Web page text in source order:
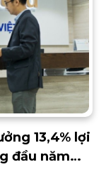
13,4% lợi
đầu năm